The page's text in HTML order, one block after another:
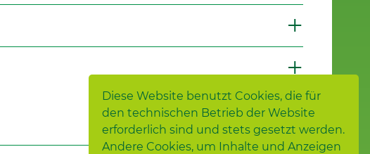
Diese Website benutzt Cookies, die für
den technischen Betrieb der Website
erforderlich sind und stets gesetzt werden.
Andere Cookies, um Inhalte und Anzeigen